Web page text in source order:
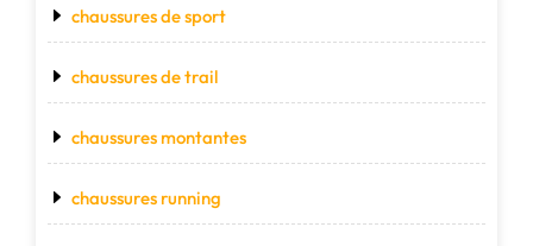
chaussures de sport
chaussures de trail
chaussures montantes
chaussures running